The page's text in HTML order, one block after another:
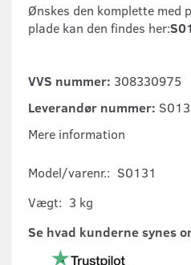
Ønskes den komplette med
plade kan den findes her:
VVS nummer: 308330975
Leverandør nummer:
Mere information
Model/varenr.: S0131
Vægt: 3 kg
Se hvad kunderne synes